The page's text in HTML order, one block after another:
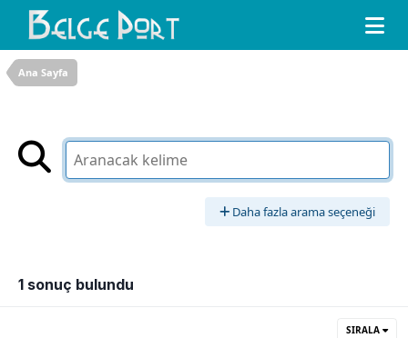
Ana Sayfa
Daha fazla arama seçeneği
1 sonuç bulundu
SIRALA